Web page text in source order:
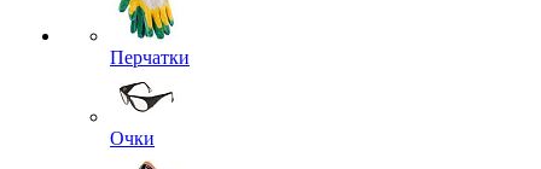
Перчатки
Очки